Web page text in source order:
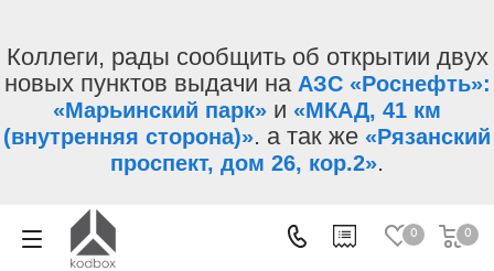
Коллеги, рады сообщить об открытии двух
новых пунктов выдачи на АЗС «Роснефть»:
«Марьинский парк» и «МКАД, 41 км
(внутренняя сторона)». а так же «Рязанский
проспект, дом 26, кор.2».
0 0